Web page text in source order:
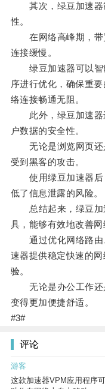
其次，绿豆加速器
性。
在网络高峰期，带
连接缓慢。
绿豆加速器可以智
序进行优化，确保重
络连接畅通无阻。
此外，绿豆加速器
户数据的安全性。
无论是浏览网页还
受到黑客的攻击。
使用绿豆加速器后
低了信息泄露的风险。
总结起来，绿豆加
具，能够有效地改善网
通过优化网络路由
速器提供稳定快速的
验。
无论是办公工作还
变得更加便捷舒适。
#3#
评论
游客
这款加速器VPM应用程序